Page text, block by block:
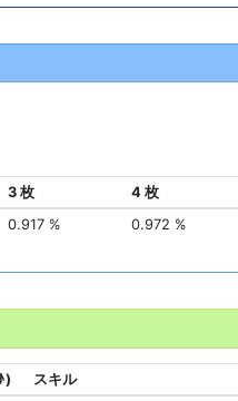
3 枚 4 枚
0.917 % 0.972 %
スキル